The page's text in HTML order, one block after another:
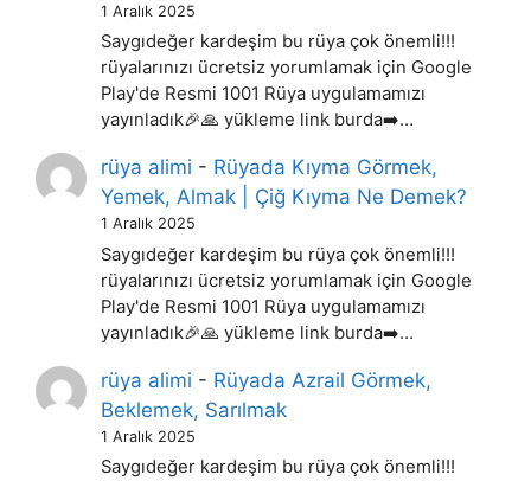
1 Aralık 2025
Saygıdeğer kardeşim bu rüya çok önemli!!!
rüyalarınızı ücretsiz yorumlamak için Google
Play'de Resmi 1001 Rüya uygulamamızı
yayınladık🎉🙏 yükleme link burda➡️…
rüya alimi - Rüyada Kıyma Görmek,
Yemek, Almak | Çiğ Kıyma Ne Demek?
1 Aralık 2025
Saygıdeğer kardeşim bu rüya çok önemli!!!
rüyalarınızı ücretsiz yorumlamak için Google
Play'de Resmi 1001 Rüya uygulamamızı
yayınladık🎉🙏 yükleme link burda➡️…
rüya alimi - Rüyada Azrail Görmek,
Beklemek, Sarılmak
1 Aralık 2025
Saygıdeğer kardeşim bu rüya çok önemli!!!